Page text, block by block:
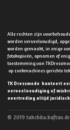
Alle rechten zijn
worden verveelvoudigd,
worden gemaakt, in enige
fotokopieën, opnamen of
toestemming van
op zoekmachines gerichte
TK Dressmode hanteert
verveelvoudiging of
overtreding altijd
© 2019